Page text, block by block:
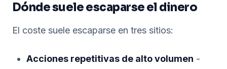
Dónde suele escaparse el dinero
El coste suele escaparse en tres sitios:
Acciones repetitivas de alto volumen -